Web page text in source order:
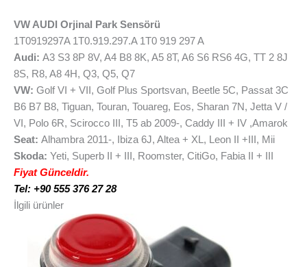
VW AUDI Orjinal Park Sensörü
1T0919297A 1T0.919.297.A 1T0 919 297 A
Audi: A3 S3 8P 8V, A4 B8 8K, A5 8T, A6 S6 RS6 4G, TT 2 8J
8S, R8, A8 4H, Q3, Q5, Q7
VW: Golf VI + VII, Golf Plus Sportsvan, Beetle 5C, Passat 3C
B6 B7 B8, Tiguan, Touran, Touareg, Eos, Sharan 7N, Jetta V /
VI, Polo 6R, Scirocco III, T5 ab 2009-, Caddy III + IV ,Amarok
Seat: Alhambra 2011-, Ibiza 6J, Altea + XL, Leon II +III, Mii
Skoda: Yeti, Superb II + III, Roomster, CitiGo, Fabia II + III
Fiyat Günceldir.
Tel: +90 555 376 27 28
İlgili ürünler